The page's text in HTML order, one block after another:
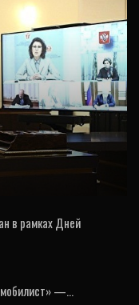
всенародного
Конституцию
в рамках Дней
—…